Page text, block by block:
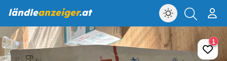
ländleanzeiger.at
1